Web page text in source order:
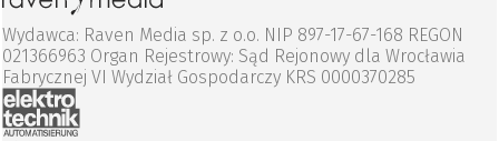
Wydawca: Raven Media sp. z o.o. NIP 897-17-67-168 REGON
021366963 Organ Rejestrowy: Sąd Rejonowy dla Wrocławia
Fabrycznej VI Wydział Gospodarczy KRS 0000370285